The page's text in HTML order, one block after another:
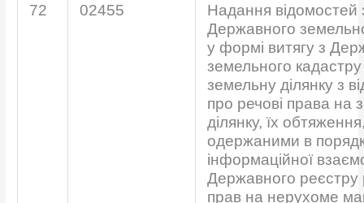
72 02455
Надання відомостей
Державного
у формі витягу з
земельного
земельну ділянку з
про речові права на
ділянку, їх
одержаними в
інформаційної
Державного реєстру
прав на нерухоме